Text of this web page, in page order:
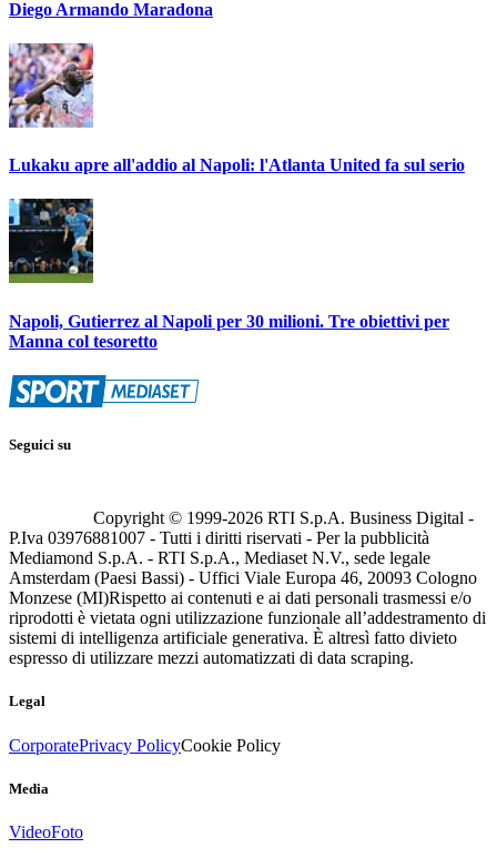
Diego Armando Maradona
Lukaku apre all'addio al Napoli: l'Atlanta United fa sul serio
Napoli, Gutierrez al Napoli per 30 milioni. Tre obiettivi per
Manna col tesoretto
Seguici su
Copyright © 1999-2026 RTI S.p.A. Business Digital -
P.Iva 03976881007 - Tutti i diritti riservati - Per la pubblicità
Mediamond S.p.A. - RTI S.p.A., Mediaset N.V., sede legale
Amsterdam (Paesi Bassi) - Uffici Viale Europa 46, 20093 Cologno
Monzese (MI)Rispetto ai contenuti e ai dati personali trasmessi e/o
riprodotti è vietata ogni utilizzazione funzionale all’addestramento di
sistemi di intelligenza artificiale generativa. È altresì fatto divieto
espresso di utilizzare mezzi automatizzati di data scraping.
Legal
CorporatePrivacy PolicyCookie Policy
Media
VideoFoto